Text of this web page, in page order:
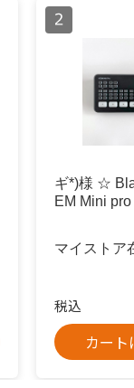
ギ*)様 ☆
EM Mini
マイストア
税込
カート